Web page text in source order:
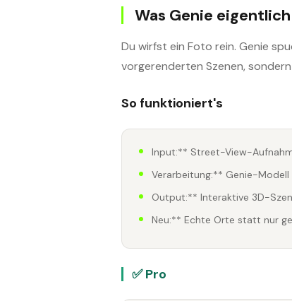
Was Genie
Du wirfst ein Foto rein. Genie
vorgerenderten Szenen,
So funktioniert's
Input:** Street-View-
Verarbeitung:** Genie-
Output:** Interaktive 3D-
Neu:** Echte Orte statt nur
✅ Pro